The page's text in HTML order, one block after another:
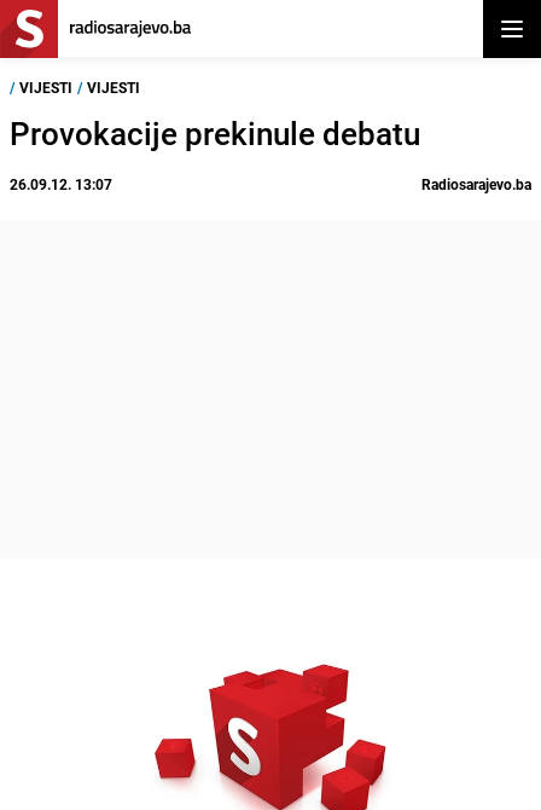
/ VIJESTI / VIJESTI
Provokacije prekinule debatu
26.09.12. 13:07 Radiosarajevo.ba